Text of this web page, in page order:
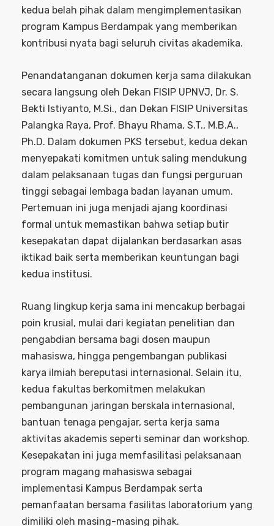
kedua belah pihak dalam mengimplementasikan
program Kampus Berdampak yang memberikan
kontribusi nyata bagi seluruh civitas akademika.
Penandatanganan dokumen kerja sama dilakukan
secara langsung oleh Dekan FISIP UPNVJ, Dr. S.
Bekti Istiyanto, M.Si., dan Dekan FISIP Universitas
Palangka Raya, Prof. Bhayu Rhama, S.T., M.B.A.,
Ph.D. Dalam dokumen PKS tersebut, kedua dekan
menyepakati komitmen untuk saling mendukung
dalam pelaksanaan tugas dan fungsi perguruan
tinggi sebagai lembaga badan layanan umum.
Pertemuan ini juga menjadi ajang koordinasi
formal untuk memastikan bahwa setiap butir
kesepakatan dapat dijalankan berdasarkan asas
iktikad baik serta memberikan keuntungan bagi
kedua institusi.
Ruang lingkup kerja sama ini mencakup berbagai
poin krusial, mulai dari kegiatan penelitian dan
pengabdian bersama bagi dosen maupun
mahasiswa, hingga pengembangan publikasi
karya ilmiah bereputasi internasional. Selain itu,
kedua fakultas berkomitmen melakukan
pembangunan jaringan berskala internasional,
bantuan tenaga pengajar, serta kerja sama
aktivitas akademis seperti seminar dan workshop.
Kesepakatan ini juga memfasilitasi pelaksanaan
program magang mahasiswa sebagai
implementasi Kampus Berdampak serta
pemanfaatan bersama fasilitas laboratorium yang
dimiliki oleh masing-masing pihak.